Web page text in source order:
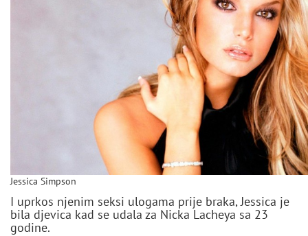
Jessica Simpson
I uprkos njenim seksi ulogama prije braka, Jessica je
bila djevica kad se udala za Nicka Lacheya sa 23
godine.